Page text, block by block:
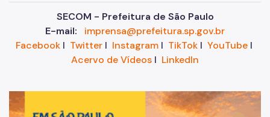
SECOM - Prefeitura de São Paulo
E-mail:
imprensa@prefeitura.sp.gov.br
FacebookI TwitterI InstagramI TikTokI YouTubeI
Acervo de Vídeos I LinkedIn